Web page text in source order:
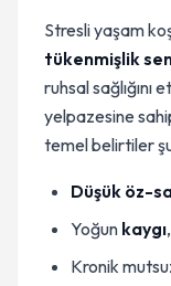
Stresli yaşam
tükenmişlik
ruhsal
yelpazesine
temel belirtiler
Düşük öz-
Yoğun kaygı
Kronik